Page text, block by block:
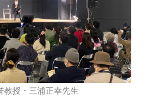
教授・三浦正幸先生